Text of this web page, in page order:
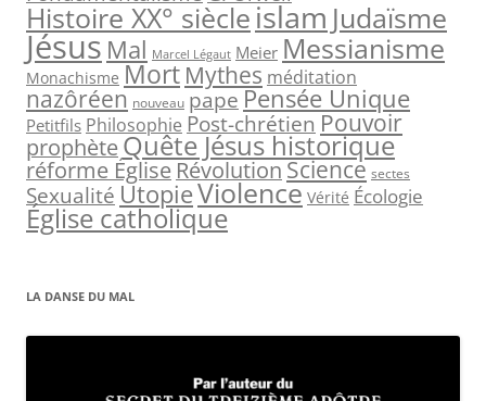
r
:
Histoire XX° siècleislam Judaïsme
Jésus Mal Marcel Légaut Meier Messianisme
Monachisme Mort Mythes méditation
nazôréen nouveau papePensée Unique
Petitfils Philosophie Post-chrétien Pouvoir
prophèteQuête Jésus historique
réforme ÉgliseRévolutionScience sectes
Sexualité UtopieViolence Vérité Écologie
Église catholique
LA DANSE DU MAL